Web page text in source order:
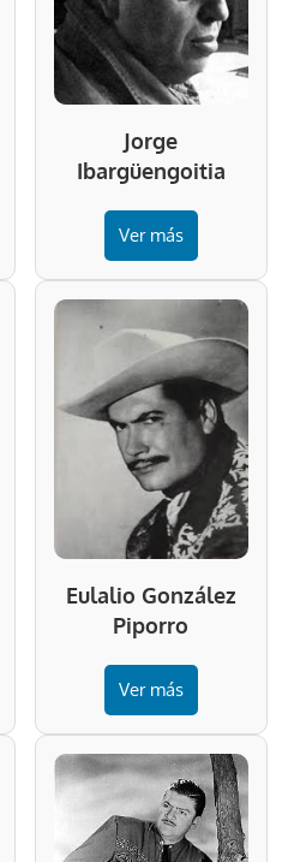
Jorge
Ibargüengoitia
Ver más
Eulalio González
Piporro
Ver más